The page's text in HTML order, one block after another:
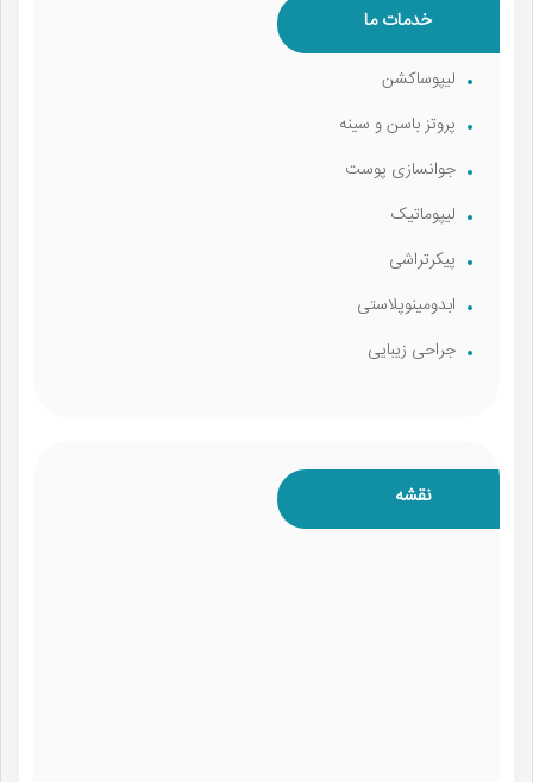
خدمات ما
لیپوساکشن
پروتز باسن و سینه
جوانسازی پوست
لیپوماتیک
پیکرتراشی
ابدومینوپلاستی
جراحی زیبایی
نقشه